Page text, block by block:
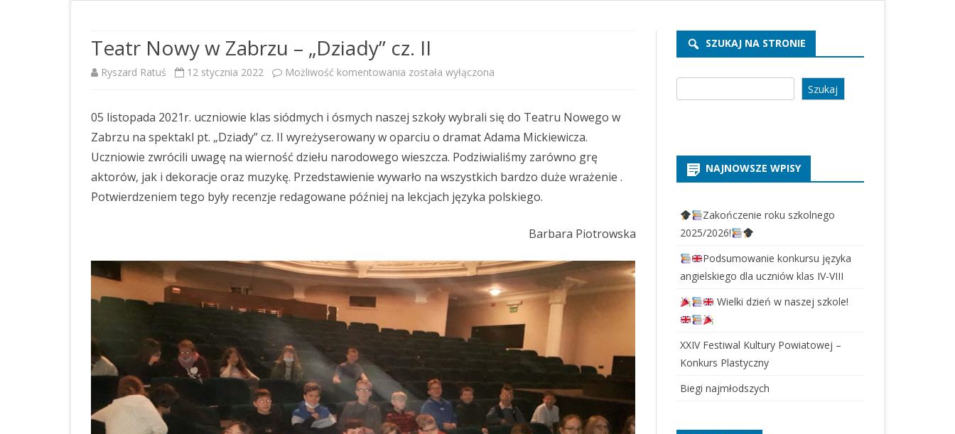
STANDARDY OCHRONY
KALENDARZ ROKU SZKOLNEGO
2025/2026
ZAPEWNIENIA DOSTĘPNOŚCI
OŚWIADCZENIE O STANIE
PLAN POSTĘPOWAŃ O
UDZIELENIE ZAMÓWIENIA NA
ROK 2025
PLAN POSTĘPOWAŃ O
ROK 2024
ROCZNE SPRAWOZDANIE Z
UDZIELONYCH ZAMÓWIEŃ 2023
OGŁOSZENIA
ZAKUP I DOSTAWA
ARTYKUŁÓW ŻYWNOŚCIOWYCH
INFORMACJA O KWOCIE, KTÓRĄ
ZAMIERZA PRZEZNACZYĆ
2026/2027
Teatr Nowy w Zabrzu – „Dziady” cz. II
Ryszard Ratuś 12 stycznia 2022 Możliwość komentowania Teatr
w
Zabrzu
–
„Dziady”
została wyłączona
05 listopada 2021r. uczniowie klas siódmych i ósmych naszej szkoły wybrali się do Teatru Nowego w
Zabrzu na spektakl pt. „Dziady” cz. II wyreżyserowany w oparciu o dramat Adama Mickiewicza.
Uczniowie zwrócili uwagę na wierność dziełu narodowego wieszcza. Podziwialiśmy zarówno grę
aktorów, jak i dekoracje oraz muzykę. Przedstawienie wywarło na wszystkich bardzo duże wrażenie .
Potwierdzeniem tego były recenzje redagowane później na lekcjach języka polskiego.
Barbara Piotrowska
SZUKAJ NA STRONIE
Szukaj
NAJNOWSZE WPISY
Zakończenie roku szkolnego
2025/2026!
Podsumowanie konkursu języka
angielskiego dla uczniów klas IV-VIII
Wielki dzień w naszej szkole!
XXIV Festiwal Kultury Powiatowej –
Konkurs Plastyczny
Biegi najmłodszych